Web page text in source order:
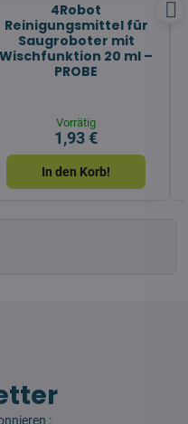
4Robot
Reinigungsmittel für
Saugroboter mit
Wischfunktion 20 ml –
PROBE
Vorrätig
1,93 €
In den Korb!
: